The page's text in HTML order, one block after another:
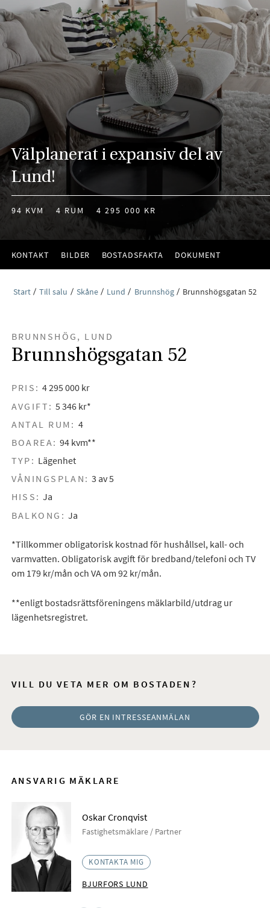
Välplanerat i expansiv del av
Lund!
94 KVM 4 RUM 4 295 000 KR
KONTAKT BILDER BOSTADSFAKTA DOKUMENT
Start Till salu Skåne Lund Brunnshög Brunnshögsgatan 52
BRUNNSHÖG, LUND
Brunnshögsgatan 52
PRIS: 4 295 000 kr
AVGIFT: 5 346 kr*
ANTAL RUM: 4
BOAREA: 94 kvm**
TYP: Lägenhet
VÅNINGSPLAN: 3 av 5
HISS: Ja
BALKONG: Ja
*Tillkommer obligatorisk kostnad för hushållsel, kall- och
varmvatten. Obligatorisk avgift för bredband/telefoni och TV
om 179 kr/mån och VA om 92 kr/mån.
**enligt bostadsrättsföreningens mäklarbild/utdrag ur
lägenhetsregistret.
VILL DU VETA MER OM BOSTADEN?
GÖR EN INTRESSEANMÄLAN
ANSVARIG MÄKLARE
Oskar Cronqvist
Fastighetsmäklare / Partner
KONTAKTA MIG
BJURFORS LUND